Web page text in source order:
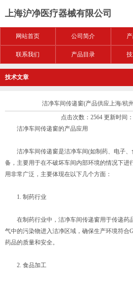
上海沪净医疗器械有限公司
网站首页 公司简介
联系我们 产品目录
技术文章
洁净车间传递窗(产品供应上海/杭
点击次数：2564 更新时间
洁净车间传递窗的产品应用
洁净车间传递窗是洁净车间(如制药、电子、
备，主要用于在不破坏车间内部环境的情况下进
用非常广泛，主要体现在以下几个方面：
1. 制药行业
在制药行业中，洁净车间传递窗用于传递药
气中的污染物进入洁净区域，确保生产环境符合
药品的质量和安全。
2. 食品加工